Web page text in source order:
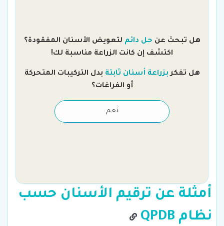
هل تبحث عن حل دائم لتعويض الأسنان المفقودة؟
اكتشف إن كانت الزراعة مناسبة لك!
هل تفكربزراعة أسنان ثابتة بدل التركيبات المتحركة
أو الفراغات؟
نعم
أمثلة عن ترقيم الأسنان حسب
نظام QPDB